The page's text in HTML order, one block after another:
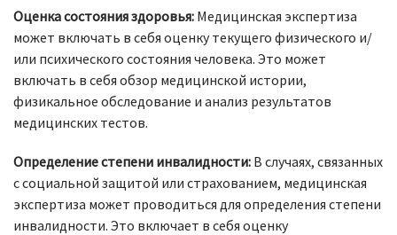
Оценка состояния здоровья: Медицинская экспертиза
может включать в себя оценку текущего физического и/
или психического состояния человека. Это может
включать в себя обзор медицинской истории,
физикальное обследование и анализ результатов
медицинских тестов.
Определение степени инвалидности: В случаях, связанных
с социальной защитой или страхованием, медицинская
экспертиза может проводиться для определения степени
инвалидности. Это включает в себя оценку